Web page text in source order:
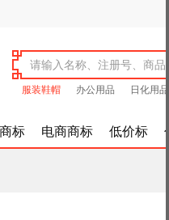
服装鞋帽 办公用品 日化用品
标 电商商标 低价标